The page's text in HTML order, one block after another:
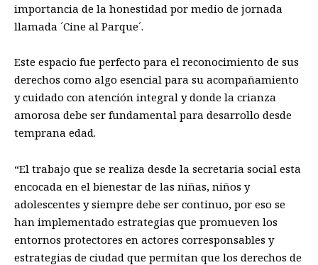
importancia de la honestidad por medio de jornada
llamada ´Cine al Parque´.
Este espacio fue perfecto para el reconocimiento de sus
derechos como algo esencial para su acompañamiento
y cuidado con atención integral y donde la crianza
amorosa debe ser fundamental para desarrollo desde
temprana edad.
“El trabajo que se realiza desde la secretaria social esta
encocada en el bienestar de las niñas, niños y
adolescentes y siempre debe ser continuo, por eso se
han implementado estrategias que promueven los
entornos protectores en actores corresponsables y
estrategias de ciudad que permitan que los derechos de